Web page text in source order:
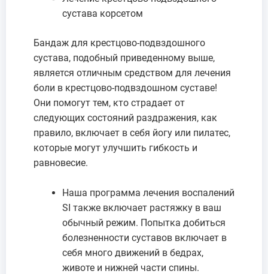
сустава корсетом
Бандаж для крестцово-подвздошного
сустава, подобный приведенному выше,
является отличным средством для лечения
боли в крестцово-подвздошном суставе!
Они помогут тем, кто страдает от
следующих состояний раздражения, как
правило, включает в себя йогу или пилатес,
которые могут улучшить гибкость и
равновесие.
Наша программа лечения воспалений
SI также включает растяжку в ваш
обычный режим. Попытка добиться
болезненности суставов включает в
себя много движений в бедрах,
животе и нижней части спины.